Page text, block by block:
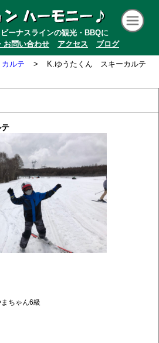
ーナスラインの観光・BBQに
お問い合わせ アクセス ブログ
ルテ > K.ゆうたくん スキーカルテ
ちゃん6級